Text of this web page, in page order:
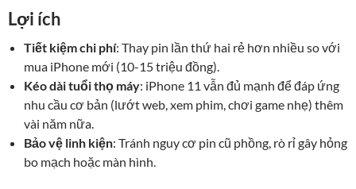
Lợi ích
Tiết kiệm chi phí: Thay pin lần thứ hai rẻ hơn nhiều so với
mua iPhone mới (10-15 triệu đồng).
Kéo dài tuổi thọ máy: iPhone 11 vẫn đủ mạnh để đáp ứng
nhu cầu cơ bản (lướt web, xem phim, chơi game nhẹ) thêm
vài năm nữa.
Bảo vệ linh kiện: Tránh nguy cơ pin cũ phồng, rò rỉ gây hỏng
bo mạch hoặc màn hình.